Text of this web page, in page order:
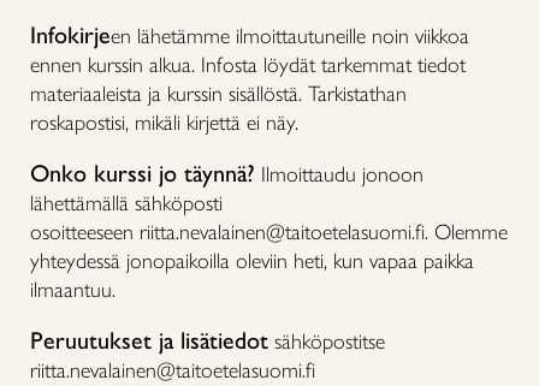
Infokirjeen lähetämme ilmoittautuneille noin viikkoa
ennen kurssin alkua. Infosta löydät tarkemmat tiedot
materiaaleista ja kurssin sisällöstä. Tarkistathan
roskapostisi, mikäli kirjettä ei näy.
Onko kurssi jo täynnä? Ilmoittaudu jonoon
lähettämällä sähköposti
osoitteeseen riitta.nevalainen@taitoetelasuomi.fi. Olemme
yhteydessä jonopaikoilla oleviin heti, kun vapaa paikka
ilmaantuu.
Peruutukset ja lisätiedot sähköpostitse
riitta.nevalainen@taitoetelasuomi.fi